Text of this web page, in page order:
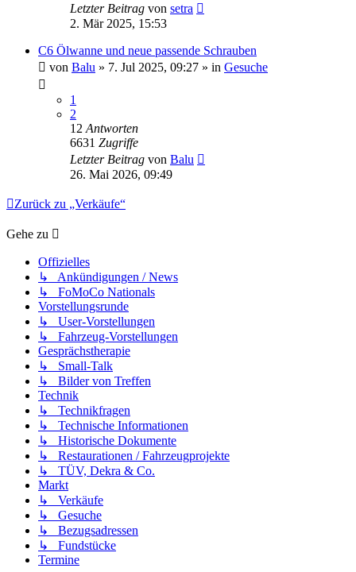
Letzter Beitrag von setra
2. Mär 2025, 15:53
C6 Ölwanne und neue passende Schrauben
von Balu » 7. Jul 2025, 09:27 » in Gesuche
1
2
12 Antworten
6631 Zugriffe
Letzter Beitrag von Balu
26. Mai 2026, 09:49
Zurück zu „Verkäufe“
Gehe zu
Offizielles
↳ Ankündigungen / News
↳ FoMoCo Nationals
Vorstellungsrunde
↳ User-Vorstellungen
↳ Fahrzeug-Vorstellungen
Gesprächstherapie
↳ Small-Talk
↳ Bilder von Treffen
Technik
↳ Technikfragen
↳ Technische Informationen
↳ Historische Dokumente
↳ Restaurationen / Fahrzeugprojekte
↳ TÜV, Dekra & Co.
Markt
↳ Verkäufe
↳ Gesuche
↳ Bezugsadressen
↳ Fundstücke
Termine